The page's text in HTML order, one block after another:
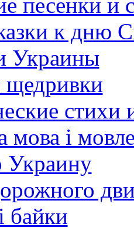
к дню
Украины
щедривки
стихи
мова і
Украину
байки